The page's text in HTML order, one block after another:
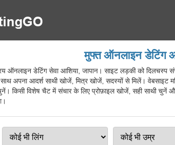
मुफ्त ऑनलाइन डेटिंग
ऑनलाइन डेटिंग सेवा आशिया, जापान। साइट लड़की को दिलचस्प
अपना आदर्श साथी खोजें, मित्र खोजें, सदस्यों से मिलें। वेबसाइट
किसी विशेष चैट में संचार के लिए प्रोफ़ाइल खोजें, सही साथी चुनें और